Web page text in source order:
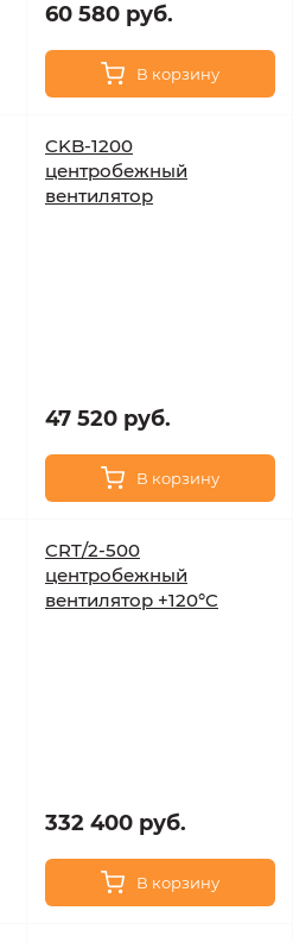
60 580 руб.
В корзину
CKB-1200
центробежный
вентилятор
47 520 руб.
В корзину
CRT/2-500
центробежный
вентилятор +120°C
332 400 руб.
В корзину